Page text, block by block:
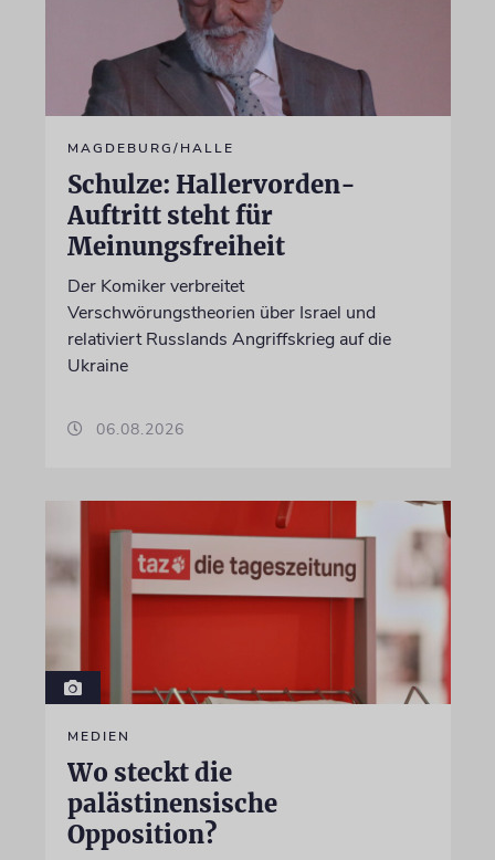
MAGDEBURG/HALLE
Schulze: Hallervorden-
Auftritt steht für
Meinungsfreiheit
Der Komiker verbreitet
Verschwörungstheorien über Israel und
relativiert Russlands Angriffskrieg auf die
Ukraine
06.08.2026
MEDIEN
Wo steckt die
palästinensische
Opposition?